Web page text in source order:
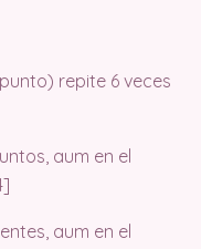
repite 6 veces
aum en el
aum en el